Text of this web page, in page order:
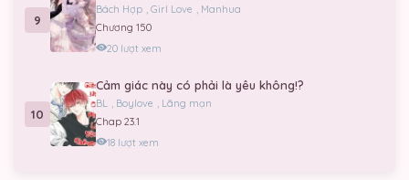
9
Bách Hợp , Girl Love , Manhua
Chương 150
20 lượt xem
10
Cảm giác này có phải là yêu không!?
BL , Boylove , Lãng mạn
Chap 23.1
18 lượt xem